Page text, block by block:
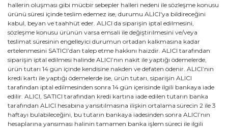
hallerin oluşması gibi mücbir sebepler halleri nedeni ile sözleşme konusu
ürünü süresi içinde teslim edemez ise, durumu ALICI'ya bildireceğini
kabul, beyan ve taahhüt eder. ALICI da siparişin iptal edilmesini,
sözleşme konusu ürünün varsa emsali ile değiştirilmesini ve/veya
teslimat süresinin engelleyici durumun ortadan kalkmasına kadar
ertelenmesini SATICI’dan talep etme hakkını haizdir. ALICI tarafından
siparişin iptal edilmesi halinde ALICI’nın nakit ile yaptığı ödemelerde,
ürün tutarı 14 gün içinde kendisine nakden ve defaten ödenir. ALICI’nın
kredi kartı ile yaptığı ödemelerde ise, ürün tutarı, siparişin ALICI
tarafından iptal edilmesinden sonra 14 gün içerisinde ilgili bankaya iade
edilir. ALICI, SATICI tarafından kredi kartına iade edilen tutarın banka
tarafından ALICI hesabına yansıtılmasına ilişkin ortalama sürecin 2 ile 3
haftayı bulabileceğini, bu tutarın bankaya iadesinden sonra ALICI’nın
hesaplarına yansıması halinin tamamen banka işlem süreci ile ilgili